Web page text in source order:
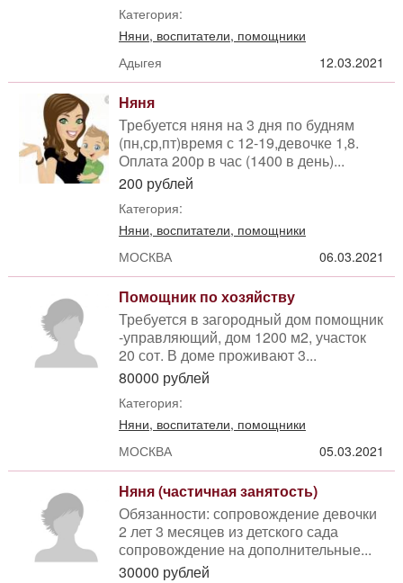
Категория:
Няни, воспитатели, помощники
Адыгея
12.03.2021
Няня
Требуется няня на 3 дня по будням
(пн,ср,пт)время с 12-19,девочке 1,8.
Оплата 200р в час (1400 в день)...
200 рублей
Категория:
Няни, воспитатели, помощники
МОСКВА
06.03.2021
Помощник по хозяйству
Требуется в загородный дом помощник
-управляющий, дом 1200 м2, участок
20 сот. В доме проживают 3...
80000 рублей
Категория:
Няни, воспитатели, помощники
МОСКВА
05.03.2021
Няня (частичная занятость)
Обязанности: сопровождение девочки
2 лет 3 месяцев из детского сада
сопровождение на дополнительные...
30000 рублей